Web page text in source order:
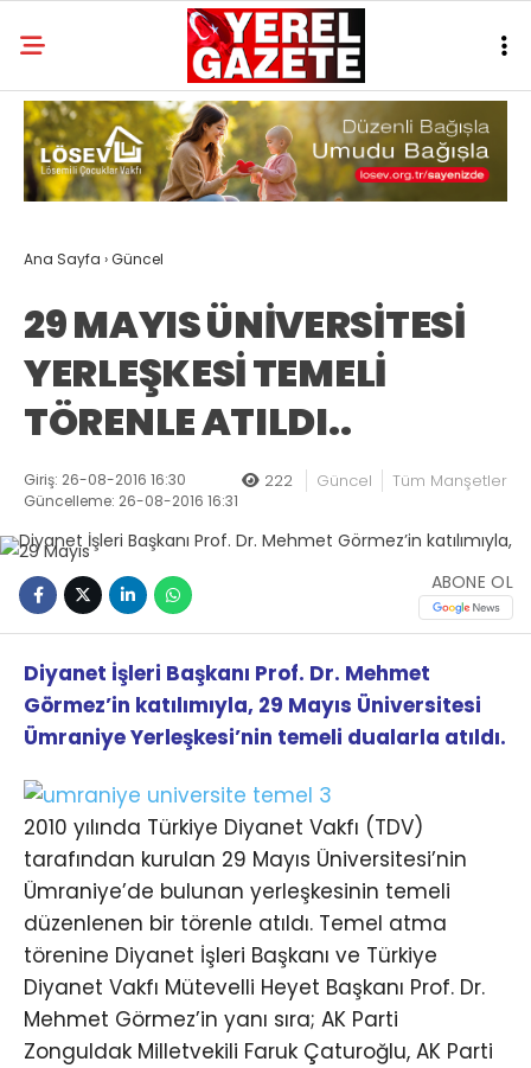
Ana Sayfa ›Güncel
29 MAYIS ÜNİVERSİTESİ
YERLEŞKESİ TEMELİ
TÖRENLE ATILDI..
Giriş: 26-08-2016 16:30
Güncelleme: 26-08-2016 16:31
222 Güncel Tüm Manşetler
ABONE OL
Diyanet İşleri Başkanı Prof. Dr. Mehmet
Görmez’in katılımıyla, 29 Mayıs Üniversitesi
Ümraniye Yerleşkesi’nin temeli dualarla atıldı.
2010 yılında Türkiye Diyanet Vakfı (TDV)
tarafından kurulan 29 Mayıs Üniversitesi’nin
Ümraniye’de bulunan yerleşkesinin temeli
düzenlenen bir törenle atıldı. Temel atma
törenine Diyanet İşleri Başkanı ve Türkiye
Diyanet Vakfı Mütevelli Heyet Başkanı Prof. Dr.
Mehmet Görmez’in yanı sıra; AK Parti
Zonguldak Milletvekili Faruk Çaturoğlu, AK Parti